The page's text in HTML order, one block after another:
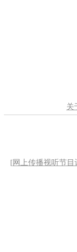
关
[网上传播视听节目